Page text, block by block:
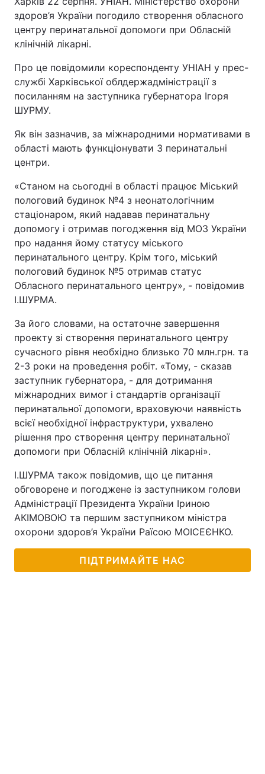
здоров’я України погодило створення обласного
центру перинатальної допомоги при Обласній
клінічній лікарні.
Про це повідомили кореспонденту УНІАН у прес-
службі Харківської облдержадміністрації з
посиланням на заступника губернатора Ігоря
ШУРМУ.
Як він зазначив, за міжнародними нормативами в
області мають функціонувати 3 перинатальні
центри.
«Станом на сьогодні в області працює Міський
пологовий будинок №4 з неонатологічним
стаціонаром, який надавав перинатальну
допомогу і отримав погодження від МОЗ України
про надання йому статусу міського
перинатального центру. Крім того, міський
пологовий будинок №5 отримав статус
Обласного перинатального центру», - повідомив
І.ШУРМА.
За його словами, на остаточне завершення
проекту зі створення перинатального центру
сучасного рівня необхідно близько 70 млн.грн. та
2-3 роки на проведення робіт. «Тому, - сказав
заступник губернатора, - для дотримання
міжнародних вимог і стандартів організації
перинатальної допомоги, враховуючи наявність
всієї необхідної інфраструктури, ухвалено
рішення про створення центру перинатальної
допомоги при Обласній клінічній лікарні».
І.ШУРМА також повідомив, що це питання
обговорене и погоджене із заступником голови
Адміністрації Президента України Іриною
АКІМОВОЮ та першим заступником міністра
охорони здоров’я України Раїсою МОІСЕЄНКО.
ПІДТРИМАЙТЕ НАС